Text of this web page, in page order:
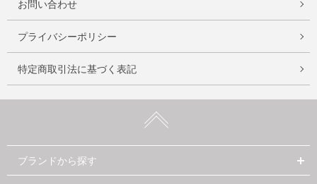
お問い合わせ
プライバシーポリシー
特定商取引法に基づく表記
ブランドから探す